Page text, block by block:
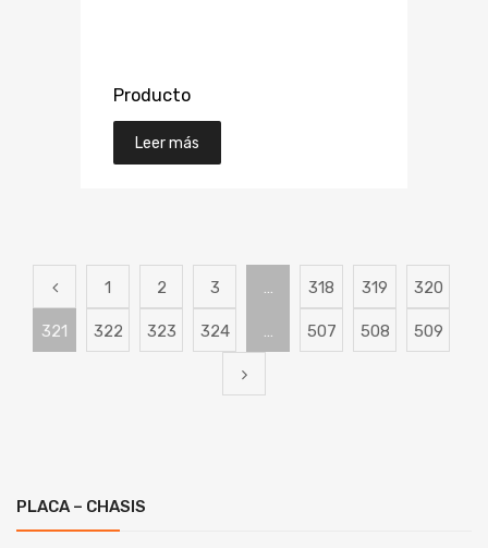
Producto
Leer más
1 2 3 … 318 319 320
321 322 323 324 … 507 508 509
PLACA – CHASIS